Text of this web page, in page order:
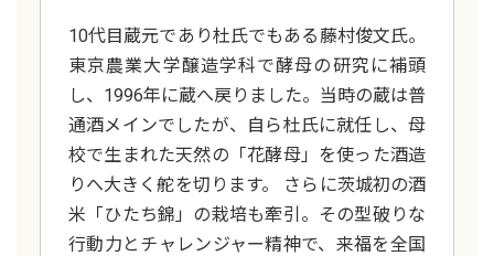
10代目蔵元であり杜氏でもある藤村俊文氏。
東京農業大学醸造学科で酵母の研究に補頭
し、1996年に蔵へ戻りました。当時の蔵は普
通酒メインでしたが、自ら杜氏に就任し、母
校で生まれた天然の「花酵母」を使った酒造
りへ大きく舵を切ります。 さらに茨城初の酒
米「ひたち錦」の栽培も牽引。その型破りな
行動力とチャレンジャー精神で、来福を全国